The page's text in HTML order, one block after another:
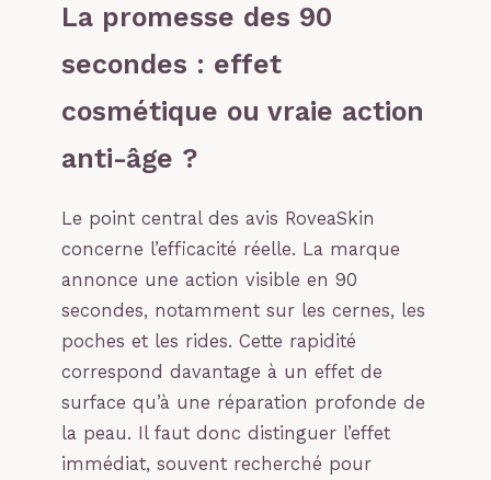
La promesse des 90
secondes : effet
cosmétique ou vraie action
anti-âge ?
Le point central des avis RoveaSkin
concerne l’efficacité réelle. La marque
annonce une action visible en 90
secondes, notamment sur les cernes, les
poches et les rides. Cette rapidité
correspond davantage à un effet de
surface qu’à une réparation profonde de
la peau. Il faut donc distinguer l’effet
immédiat, souvent recherché pour